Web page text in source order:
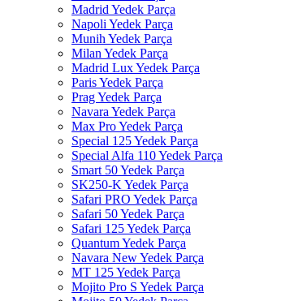
Madrid Yedek Parça
Napoli Yedek Parça
Munih Yedek Parça
Milan Yedek Parça
Madrid Lux Yedek Parça
Paris Yedek Parça
Prag Yedek Parça
Navara Yedek Parça
Max Pro Yedek Parça
Special 125 Yedek Parça
Special Alfa 110 Yedek Parça
Smart 50 Yedek Parça
SK250-K Yedek Parça
Safari PRO Yedek Parça
Safari 50 Yedek Parça
Safari 125 Yedek Parça
Quantum Yedek Parça
Navara New Yedek Parça
MT 125 Yedek Parça
Mojito Pro S Yedek Parça